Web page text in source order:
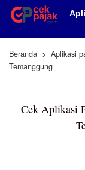
Beranda Aplikasi
Temanggung
Cek Aplikasi